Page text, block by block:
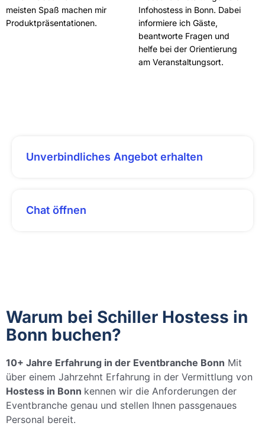
meisten Spaß machen mir
Produktpräsentationen.
Infohostess in Bonn. Dabei
informiere ich Gäste,
beantworte Fragen und
helfe bei der Orientierung
am Veranstaltungsort.
Unverbindliches Angebot erhalten
Chat öffnen
Warum bei Schiller Hostess in
Bonn buchen?
10+ Jahre Erfahrung in der Eventbranche Bonn Mit
über einem Jahrzehnt Erfahrung in der Vermittlung von
Hostess in Bonn kennen wir die Anforderungen der
Eventbranche genau und stellen Ihnen passgenaues
Personal bereit.